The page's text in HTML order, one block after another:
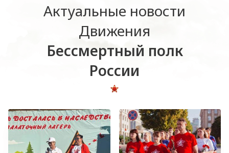
Актуальные новости
Движения
Бессмертный полк
России